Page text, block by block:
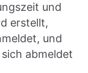
und
erstellt,
und
abmeldet